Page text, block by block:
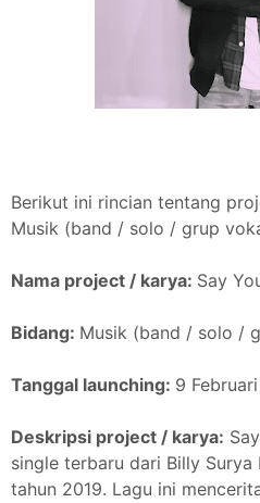
Berikut ini rincian tentang
Musik (band / solo / grup
Nama project / karya: Say
Bidang: Musik (band / solo /
Tanggal launching: 9
Deskripsi project / karya:
single terbaru dari Billy
tahun 2019. Lagu ini